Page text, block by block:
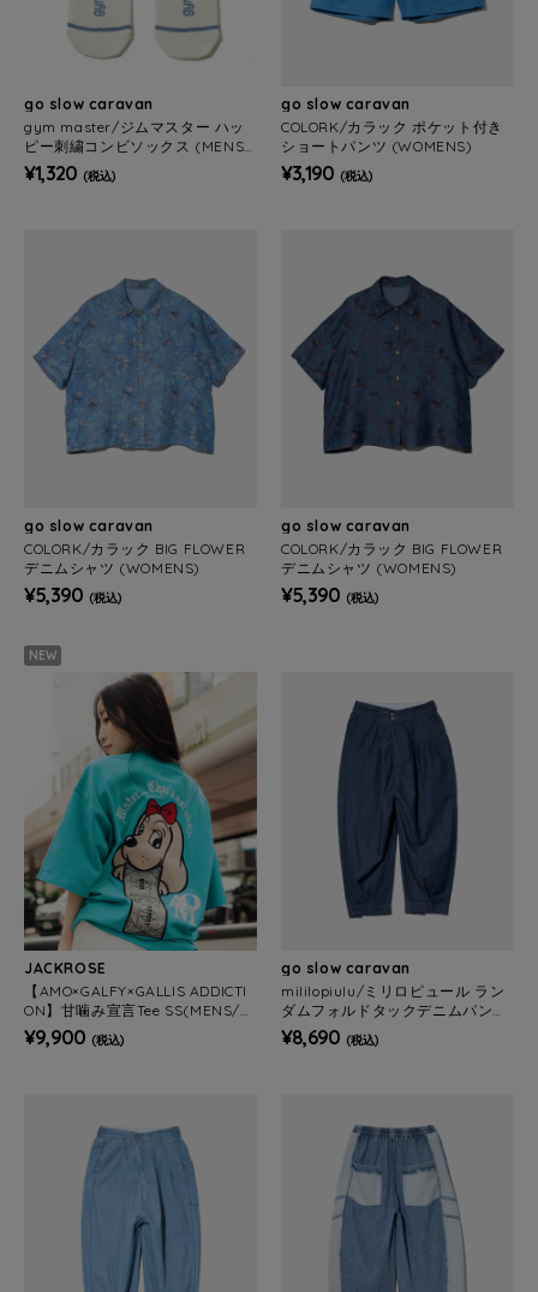
go slow caravan
gym master/ジムマスター ハッ
ピー刺繍コンビソックス (MENS/
WOMENS)
¥1,320 (税込)
go slow caravan
COLORK/カラック ポケット付き
ショートパンツ (WOMENS)
¥3,190 (税込)
go slow caravan
COLORK/カラック BIG FLOWER
デニムシャツ (WOMENS)
¥5,390 (税込)
go slow caravan
COLORK/カラック BIG FLOWER
デニムシャツ (WOMENS)
¥5,390 (税込)
NEW
JACKROSE
【AMO×GALFY×GALLIS ADDICTI
ON】甘噛み宣言Tee SS(MENS/W
OMENS)
¥9,900 (税込)
go slow caravan
mililopiulu/ミリロピュール ラン
ダムフォルドタックデニムパンツ
(WOMENS)
¥8,690 (税込)